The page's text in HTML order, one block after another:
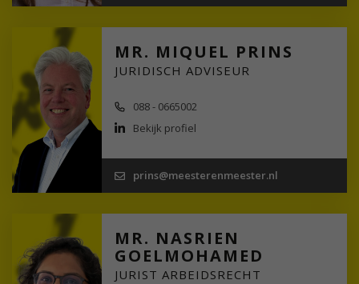
MR. MIQUEL PRINS
JURIDISCH ADVISEUR
088 - 0665002
Bekijk profiel
prins@meesterenmeester.nl
MR. NASRIEN
GOELMOHAMED
JURIST ARBEIDSRECHT